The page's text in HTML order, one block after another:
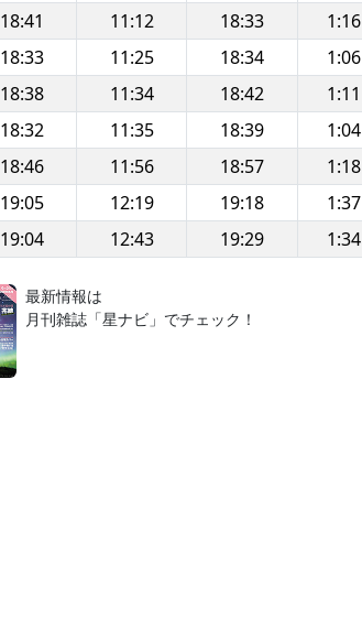
18:41 11:12 18:33
1:16
18:33 11:25 18:34
1:06
18:38 11:34 18:42
1:11
18:32 11:35 18:39
1:04
18:46 11:56 18:57
1:18
19:05 12:19 19:18
1:37
19:04 12:43 19:29 1:34
最新情報は
月刊雑誌「星ナビ」でチェック！